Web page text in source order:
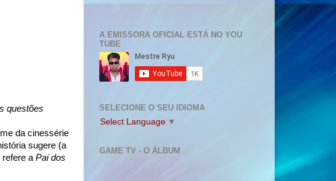
questões
da cinessérie
sugere (a
refere aPai dos
A EMISSORA OFICIAL ESTÁ NO YOU
TUBE
SELECIONE O SEU IDIOMA
Select Language ▼
GAME TV - O ÁLBUM